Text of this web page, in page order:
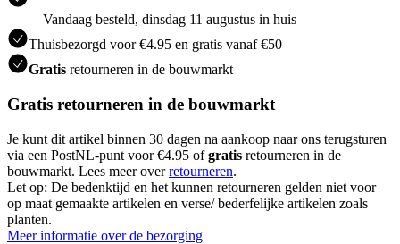
Vandaag besteld, dinsdag 11 augustus in huis
Thuisbezorgd voor €4.95 en gratis vanaf €50
Gratis retourneren in de bouwmarkt
Gratis retourneren in de bouwmarkt
Je kunt dit artikel binnen 30 dagen na aankoop naar ons terugsturen
via een PostNL-punt voor €4.95 ofgratis retourneren in de
bouwmarkt. Lees meer overretourneren.
Let op: De bedenktijd en het kunnen retourneren gelden niet voor
op maat gemaakte artikelen en verse/ bederfelijke artikelen zoals
planten.
Meer informatie over de bezorging